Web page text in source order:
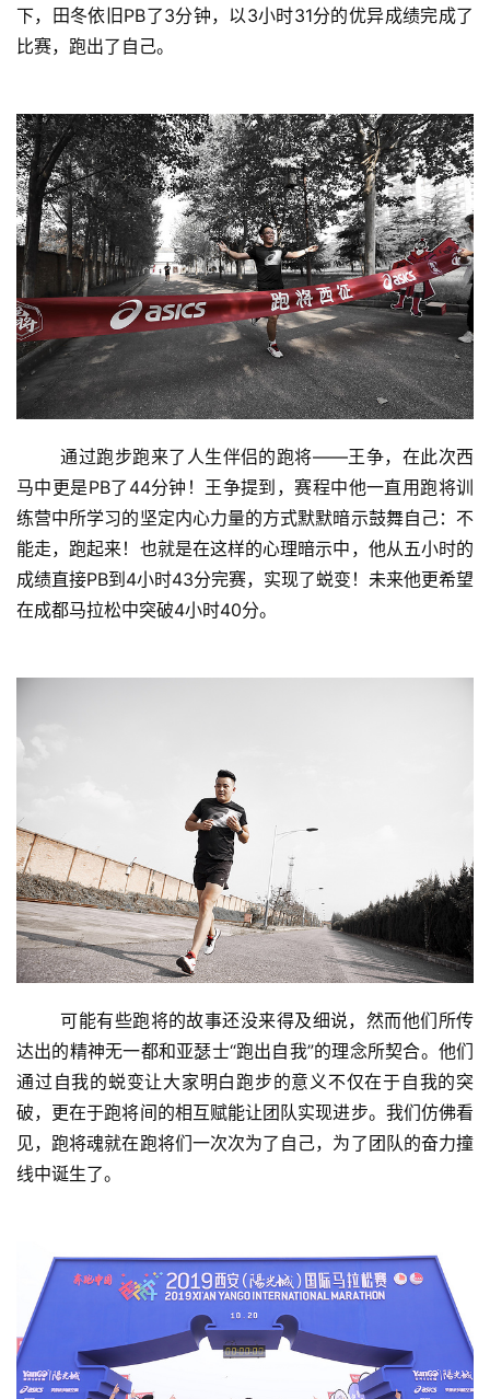
训
练
视
频
用
户
精
选
运
动
集
下，田冬依旧PB了3分钟，以3小时31分的优异成绩完成了
比赛，跑出了自己。
	通过跑步跑来了人生伴侣的跑将——王争，在此次西
马中更是PB了44分钟！王争提到，赛程中他一直用跑将训
练营中所学习的坚定内心力量的方式默默暗示鼓舞自己：不
能走，跑起来！也就是在这样的心理暗示中，他从五小时的
成绩直接PB到4小时43分完赛，实现了蜕变！未来他更希望
在成都马拉松中突破4小时40分。
	可能有些跑将的故事还没来得及细说，然而他们所传
达出的精神无一都和亚瑟士“跑出自我”的理念所契合。他们
通过自我的蜕变让大家明白跑步的意义不仅在于自我的突
破，更在于跑将间的相互赋能让团队实现进步。我们仿佛看
见，跑将魂就在跑将们一次次为了自己，为了团队的奋力撞
线中诞生了。